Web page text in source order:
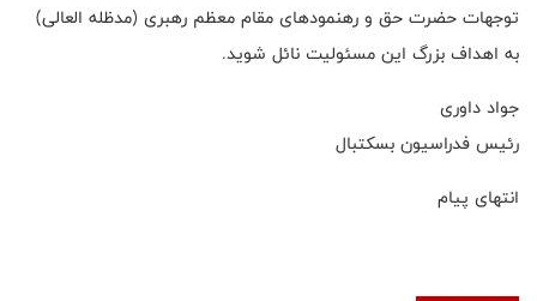
توجهات حضرت حق و رهنمودهای مقام معظم رهبری (مدظله العالی)
به اهداف بزرگ این مسئولیت نائل شوید.
جواد داوری
رئیس فدراسیون بسکتبال
انتهای پیام